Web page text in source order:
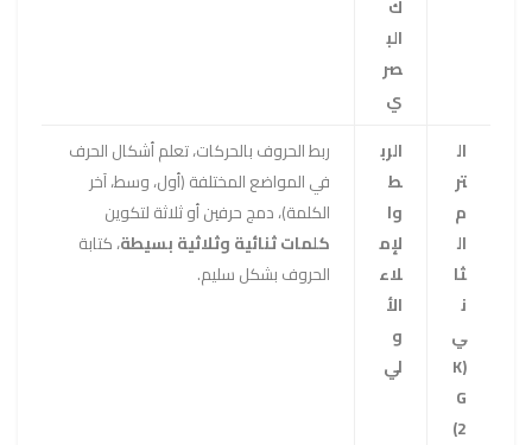
ك
الب
صر
ي
ال
تر
م
ال
ثا
ن
ي
(K
G
2)
الرب
ط
وا
لإم
لاء
الأ
و
لي
ربط الحروف بالحركات، تعلم أشكال الحرف
في المواضع المختلفة (أول، وسط، آخر
الكلمة)، دمج حرفين أو ثلاثة لتكوين
كلمات ثنائية وثلاثية بسيطة، كتابة
الحروف بشكل سليم.